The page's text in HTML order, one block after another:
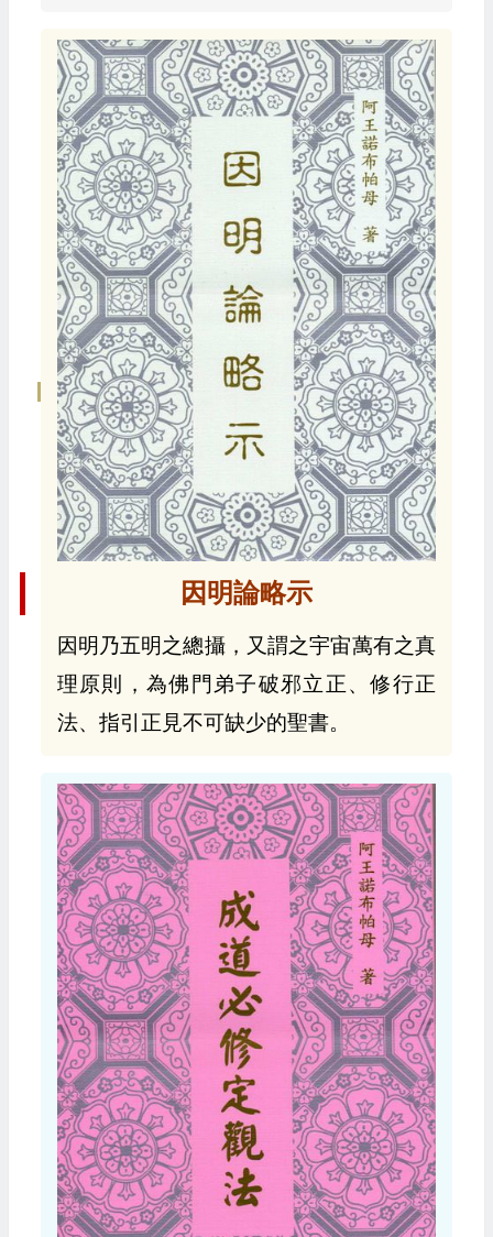
因明論略示
因明乃五明之總攝，又謂之宇宙萬有之真
理原則，為佛門弟子破邪立正、修行正
法、指引正見不可缺少的聖書。